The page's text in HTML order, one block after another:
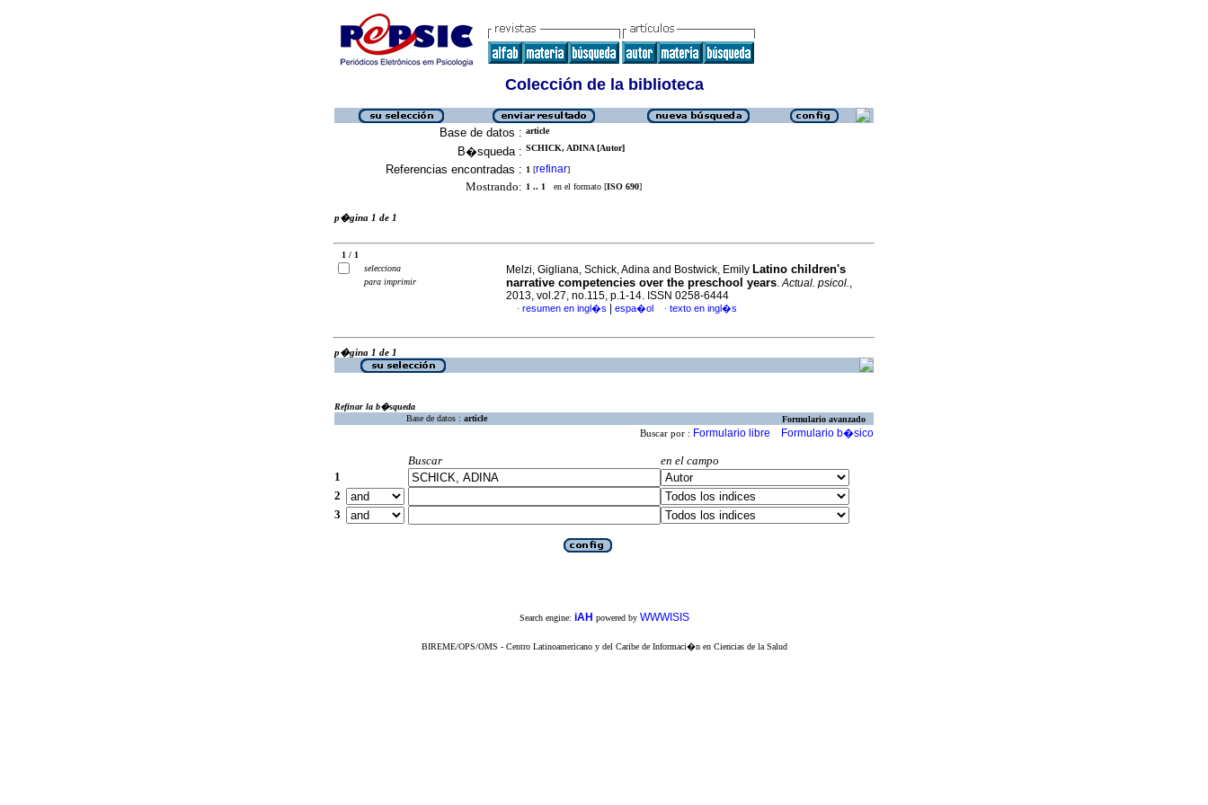
Colección de la biblioteca
Base de datos : article
B�squeda : SCHICK, ADINA [Autor]
Referencias encontradas : 1 [refinar]
Mostrando: 1 .. 1 en el formato [ISO 690]
p�gina 1 de 1
1 / 1
selecciona
para imprimir
Melzi, Gigliana, Schick, Adina and Bostwick, Emily Latino children's
narrative competencies over the preschool years.Actual. psicol.,
2013, vol.27, no.115, p.1-14. ISSN 0258-6444
· resumen en ingl�s espa�ol · texto en ingl�s
p�gina 1 de 1
Refinar la b�squeda
Base de datos : article Formulario avanzado
Buscar por : Formulario libre Formulario b�sico
Buscar
en el campo
1
2
3
Search engine: iAH powered by WWWISIS
BIREME/OPS/OMS - Centro Latinoamericano y del Caribe de Informaci�n en Ciencias de la Salud